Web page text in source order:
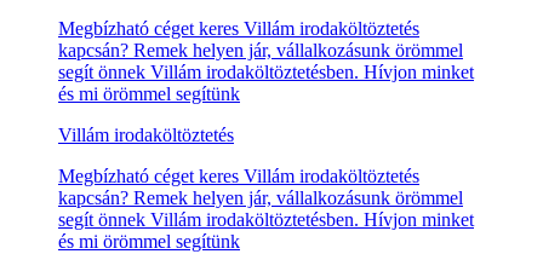
Megbízható céget keres Villám irodaköltöztetés
kapcsán? Remek helyen jár, vállalkozásunk örömmel
segít önnek Villám irodaköltöztetésben. Hívjon minket
és mi örömmel segítünk
Villám irodaköltöztetés
Megbízható céget keres Villám irodaköltöztetés
kapcsán? Remek helyen jár, vállalkozásunk örömmel
segít önnek Villám irodaköltöztetésben. Hívjon minket
és mi örömmel segítünk